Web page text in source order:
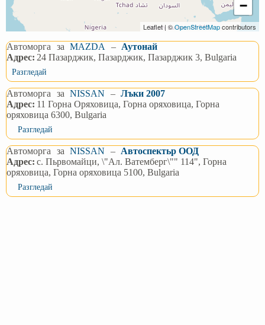
Автоморга за MAZDA –
Аутонай
Адрес: 24 Пазарджик, Пазарджик, Пазарджик 3, Bulgaria
Разгледай
Автоморга за NISSAN – Лъки 2007
Адрес: 11 Горна Оряховица, Горна оряховица, Горна
оряховица 6300, Bulgaria
Разгледай
Автоморга за NISSAN –
Автоспектьр ООД
Адрес: с. Пьрвомайци, \"Ал. Ватемберг\"" 114", Горна
оряховица, Горна оряховица 5100, Bulgaria
Разгледай
−
Leaflet | ©OpenStreetMapcontributors